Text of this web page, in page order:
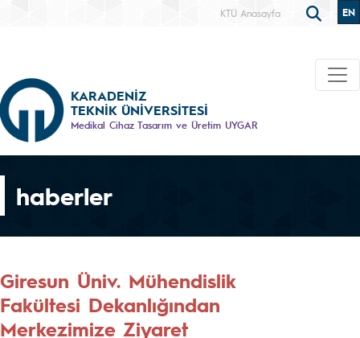
KTÜ Anasayfa EN
KARADENİZ
TEKNİK ÜNİVERSİTESİ
Medikal Cihaz Tasarım ve Üretim UYGAR
haberler
Giresun Üniv. Mühendislik
Fakültesi Dekanlığından
Merkezimize Ziyaret